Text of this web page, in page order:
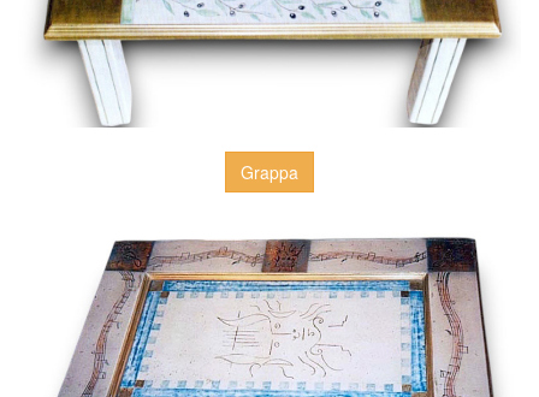
Grappa